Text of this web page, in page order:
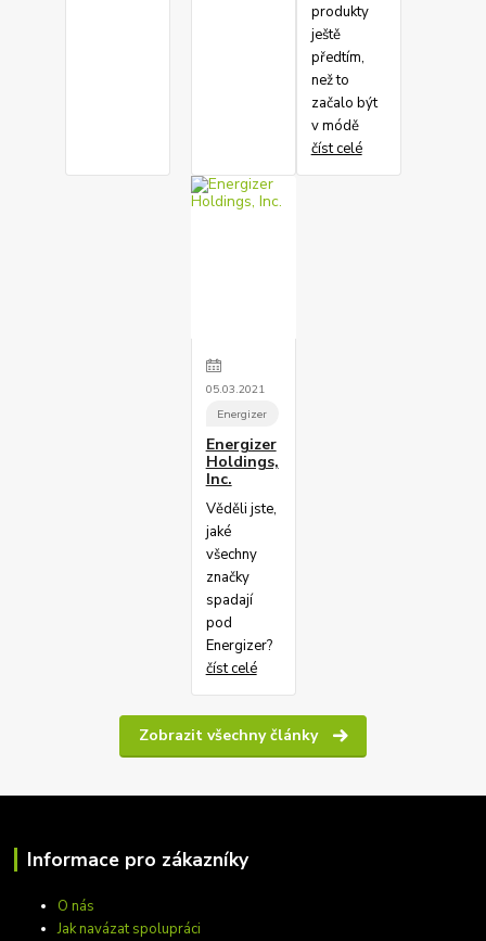
produkty
ještě
předtím,
než to
začalo být
v módě
číst celé
05.03.2021
Energizer
Energizer
Holdings,
Inc.
Věděli jste,
jaké
všechny
značky
spadají
pod
Energizer?
číst celé
Zobrazit všechny články
Informace pro zákazníky
O nás
Jak navázat spolupráci